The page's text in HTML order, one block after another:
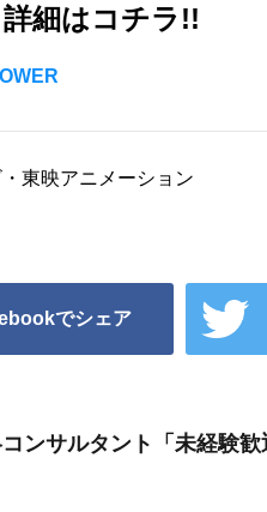
詳細はコチラ!!
東映アニメーション
でシェア
ンサルタント「未経験